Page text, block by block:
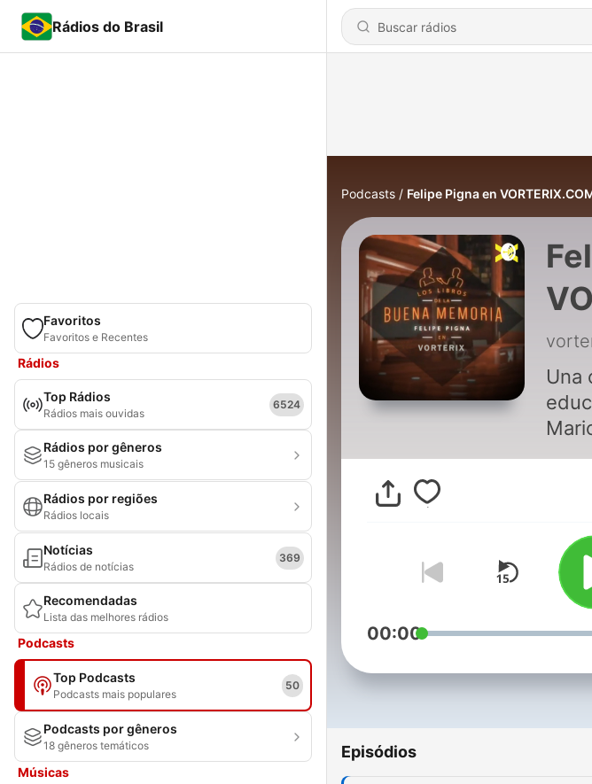
Rádios do Brasil
Favoritos
Favoritos e Recentes
Rádios
Top Rádios
Rádios mais ouvidas
6524
Rádios por gêneros
15 gêneros musicais
Rádios por regiões
Rádios locais
Notícias
Rádios de notícias
369
Recomendadas
Lista das melhores rádios
Podcasts
Top Podcasts
Podcasts mais populares
50
Podcasts por gêneros
18 gêneros temáticos
Músicas
Podcasts Felipe Pigna en
Una
que
00:00
Episódios